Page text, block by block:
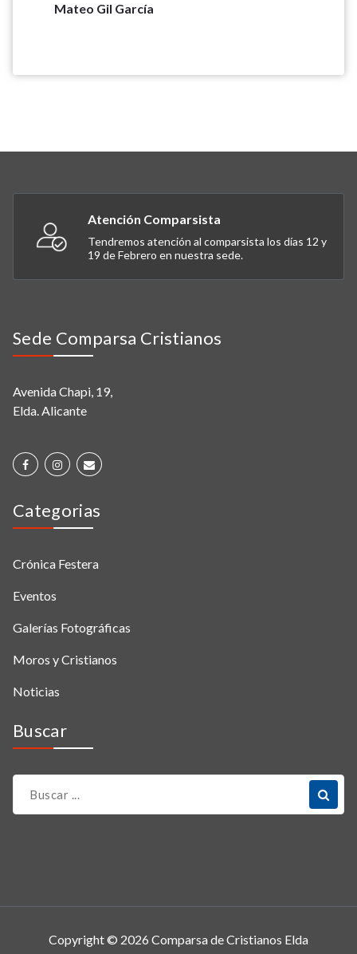
Mateo Gil García
Atención Comparsista
Tendremos atención al comparsista los días 12 y
19 de Febrero en nuestra sede.
Sede Comparsa Cristianos
Avenida Chapi, 19,
Elda. Alicante
Categorias
Crónica Festera
Eventos
Galerías Fotográficas
Moros y Cristianos
Noticias
Buscar
Copyright © 2026 Comparsa de Cristianos Elda